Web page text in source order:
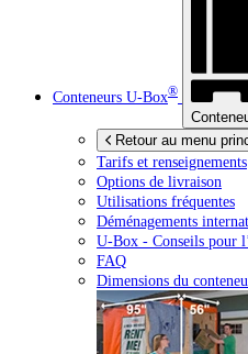
Conteneurs U-Box®
Retour au menu
Tarifs et renseignements
Options de livraison
Utilisations fréquentes
Déménagements
U-Box - Conseils pour
FAQ
Dimensions du